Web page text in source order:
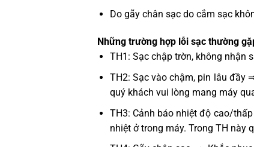
Do gãy chân sạc do cắm sạc
Những trường hợp lỗi sạc thường
TH1: Sạc chập trờn, không nhận
TH2: Sạc vào chậm, pin lâu đầy
quý khách vui lòng mang máy
TH3: Cảnh báo nhiệt độ cao/
nhiệt ở trong máy. Trong TH này